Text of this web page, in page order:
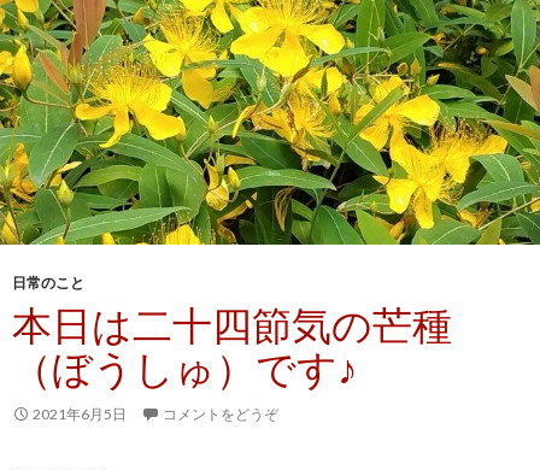
日常のこと
本日は二十四節気の芒種
（ぼうしゅ）です♪
2021年6月5日 コメントをどうぞ